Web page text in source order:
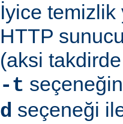
İyice temizlik
HTTP
(aksi
-t
d seçeneği